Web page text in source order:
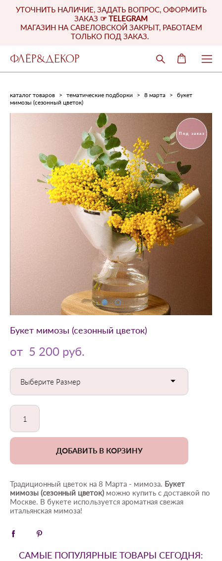
УТОЧНИТЬ НАЛИЧИЕ, ЗАДАТЬ ВОПРОС, ОФОРМИТЬ
ЗАКАЗ ☞ TELEGRAM
МАГАЗИН НА САВЕЛОВСКОЙ ЗАКРЫТ, РАБОТАЕМ
ТОЛЬКО ПОД ЗАКАЗ.
ФЛЁР&ДЕКОР
каталог товаров > тематические подборки > 8 марта > букет
мимозы (сезонный цветок)
Под заказ
Букет мимозы (сезонный цветок)
от 5 200 pуб.
Выберите Размер
ДОБАВИТЬ В КОРЗИНУ
Традиционный цветок на 8 Марта - мимоза. Букет
мимозы (сезонный цветок) можно купить с доставкой по
Москве. В букете используется ароматная свежая
итальянская мимоза!
САМЫЕ ПОПУЛЯРНЫЕ ТОВАРЫ СЕГОДНЯ: